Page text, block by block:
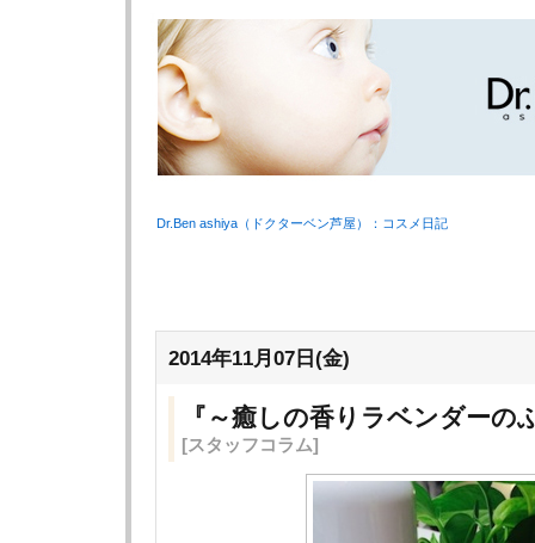
Dr.Ben ashiya（ドクターベン芦屋）：コスメ日記
2014年11月07日(金)
『～癒しの香りラベンダーの
[スタッフコラム]